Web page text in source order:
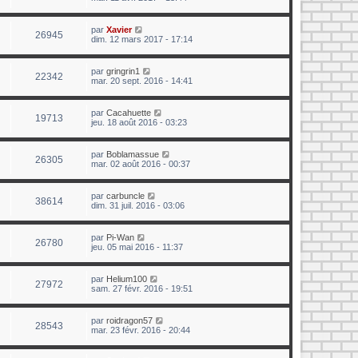
26945 par Xavier
dim. 12 mars 2017 - 17:14
22342 par gringrin1
mar. 20 sept. 2016 - 14:41
19713 par Cacahuette
jeu. 18 août 2016 - 03:23
26305 par Boblamassue
mar. 02 août 2016 - 00:37
38614 par carbuncle
dim. 31 juil. 2016 - 03:06
26780 par Pi-Wan
jeu. 05 mai 2016 - 11:37
27972 par Helium100
sam. 27 févr. 2016 - 19:51
28543 par roidragon57
mar. 23 févr. 2016 - 20:44